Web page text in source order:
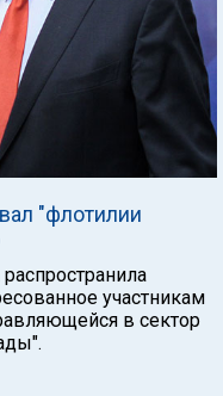
"флотилии
участникам
в сектор